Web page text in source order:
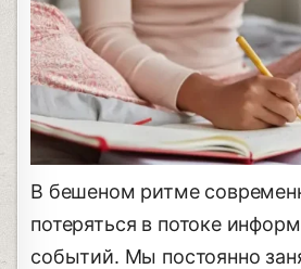
В бешеном ритме
потеряться в потоке
событий. Мы постоянно